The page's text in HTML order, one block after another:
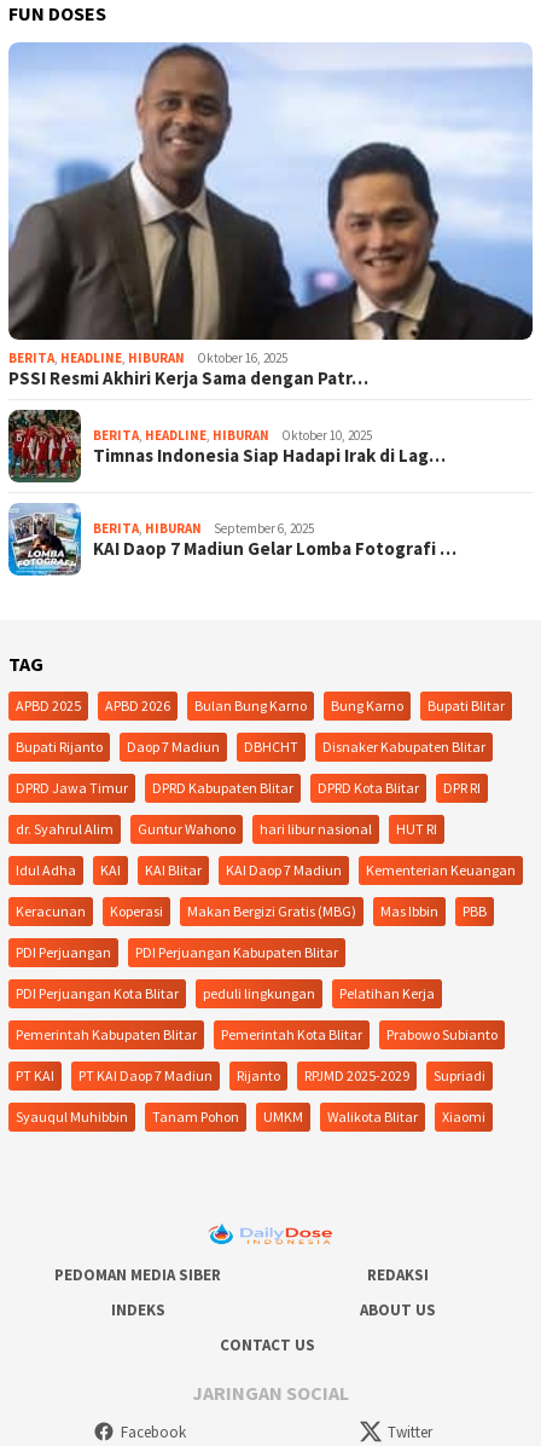
FUN DOSES
BERITA, HEADLINE, HIBURAN Oktober 16, 2025
PSSI Resmi Akhiri Kerja Sama dengan Patr…
BERITA, HEADLINE, HIBURAN Oktober 10, 2025
Timnas Indonesia Siap Hadapi Irak di Lag…
BERITA, HIBURAN September 6, 2025
KAI Daop 7 Madiun Gelar Lomba Fotografi …
TAG
APBD 2025 APBD 2026 Bulan Bung Karno Bung Karno Bupati Blitar
Bupati Rijanto Daop 7 Madiun DBHCHT Disnaker Kabupaten Blitar
DPRD Jawa Timur DPRD Kabupaten Blitar DPRD Kota Blitar DPR RI
dr. Syahrul Alim Guntur Wahono hari libur nasional HUT RI
Idul Adha KAI KAI Blitar KAI Daop 7 Madiun Kementerian Keuangan
Keracunan Koperasi Makan Bergizi Gratis (MBG) Mas Ibbin PBB
PDI Perjuangan PDI Perjuangan Kabupaten Blitar
PDI Perjuangan Kota Blitar peduli lingkungan Pelatihan Kerja
Pemerintah Kabupaten Blitar Pemerintah Kota Blitar Prabowo Subianto
PT KAI PT KAI Daop 7 Madiun Rijanto RPJMD 2025-2029 Supriadi
Syauqul Muhibbin Tanam Pohon UMKM Walikota Blitar Xiaomi
PEDOMAN MEDIA SIBER
REDAKSI
INDEKS
ABOUT US
CONTACT US
JARINGAN SOCIAL
Facebook Twitter